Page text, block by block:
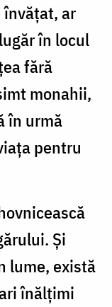
învăţat, ar
în locul
fără
monahii,
în urmă
pentru
Şi
lume, există
înălţimi